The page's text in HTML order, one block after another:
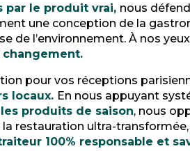
par le produit vrai, nous
une conception de la
de l’environnement. À nos
pour vos réceptions
locaux. En nous appuyant
produits de saison, nous
la restauration ultra-
100% responsable et